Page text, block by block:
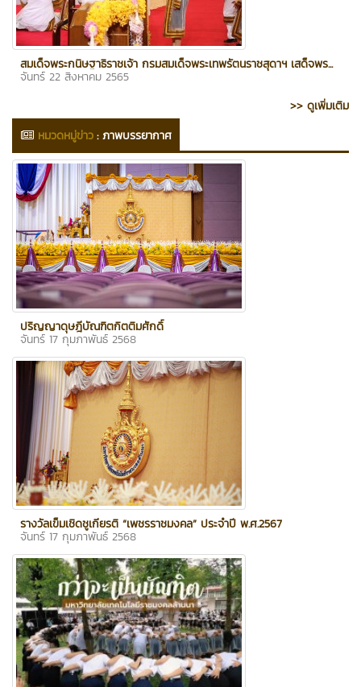
สมเด็จพระกนิษฐาธิราชเจ้า กรมสมเด็จพระเทพรัตนราชสุดาฯ เสด็จพร...
จันทร์ 22 สิงหาคม 2565
>> ดูเพิ่มเติม
หมวดหมู่ข่าว:ภาพบรรยากาศ
ปริญญาดุษฎีบัณฑิตกิตติมศักดิ์
จันทร์ 17 กุมภาพันธ์ 2568
รางวัลเข็มเชิดชูเกียรติ “เพชรราชมงคล” ประจำปี พ.ศ.2567
จันทร์ 17 กุมภาพันธ์ 2568